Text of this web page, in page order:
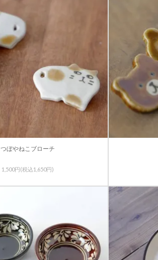
つぼやねこブローチ
1,500円(税込1,650円)